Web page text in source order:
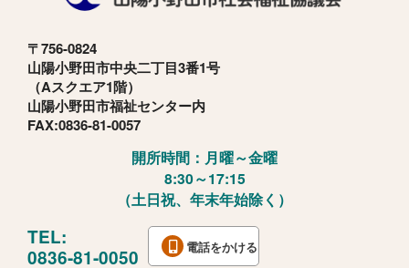
〒756-0824
山陽小野田市中央二丁目3番1号
（Aスクエア1階）
山陽小野田市福祉センター内
FAX:0836-81-0057
開所時間：月曜～金曜
8:30～17:15
（土日祝、年末年始除く）
TEL:
0836-81-0050
電話をかける